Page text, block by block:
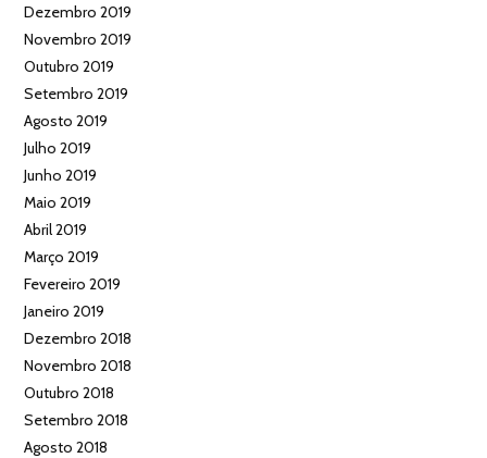
Dezembro 2019
Novembro 2019
Outubro 2019
Setembro 2019
Agosto 2019
Julho 2019
Junho 2019
Maio 2019
Abril 2019
Março 2019
Fevereiro 2019
Janeiro 2019
Dezembro 2018
Novembro 2018
Outubro 2018
Setembro 2018
Agosto 2018